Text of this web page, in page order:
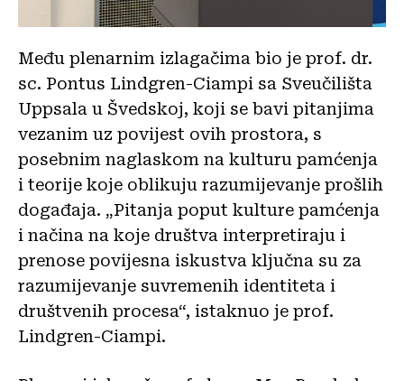
Među plenarnim izlagačima bio je prof. dr.
sc. Pontus Lindgren-Ciampi sa Sveučilišta
Uppsala u Švedskoj, koji se bavi pitanjima
vezanim uz povijest ovih prostora, s
posebnim naglaskom na kulturu pamćenja
i teorije koje oblikuju razumijevanje prošlih
događaja. „Pitanja poput kulture pamćenja
i načina na koje društva interpretiraju i
prenose povijesna iskustva ključna su za
razumijevanje suvremenih identiteta i
društvenih procesa“, istaknuo je prof.
Lindgren-Ciampi.